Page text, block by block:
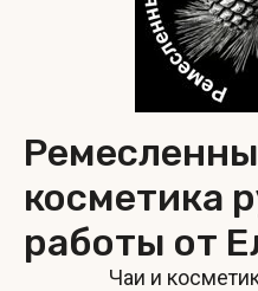
косметика
работы от
Чаи и